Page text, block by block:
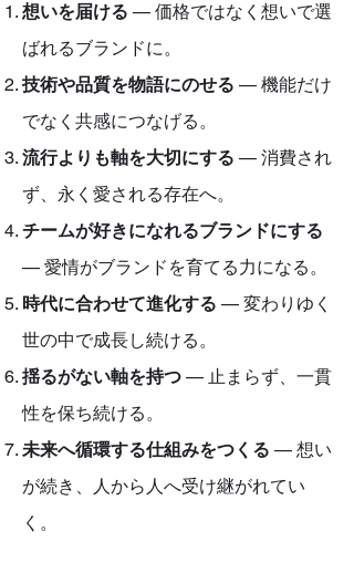
想いを届ける — 価格ではなく想いで選
ばれるブランドに。
技術や品質を物語にのせる — 機能だけ
でなく共感につなげる。
流行よりも軸を大切にする — 消費され
ず、永く愛される存在へ。
チームが好きになれるブランドにする
— 愛情がブランドを育てる力になる。
時代に合わせて進化する — 変わりゆく
世の中で成長し続ける。
揺るがない軸を持つ — 止まらず、一貫
性を保ち続ける。
未来へ循環する仕組みをつくる — 想い
が続き、人から人へ受け継がれてい
く。